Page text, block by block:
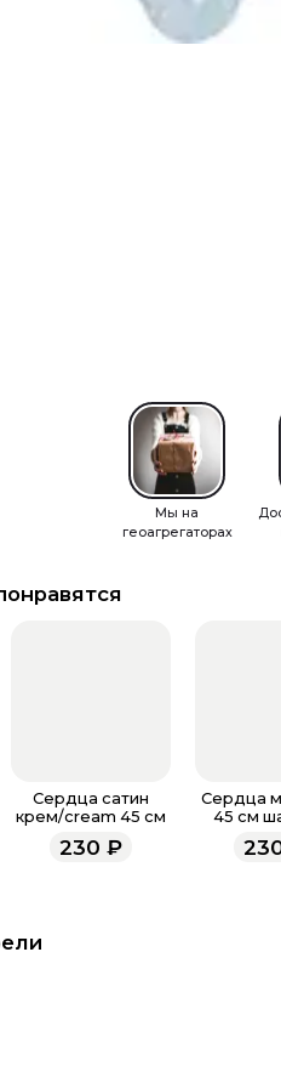
Мы на
геоагрегаторах
Сердца сатин
крем/cream 45 см
230 ₽
Сердца
45 см